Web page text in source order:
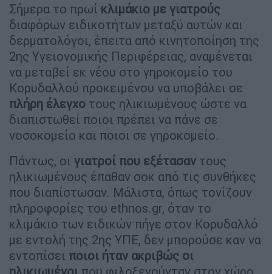
Σήμερα το πρωί κλιμάκιο με γιατρούς
διαφόρων ειδικοτήτων μεταξύ αυτών και
δερματολόγοι, έπειτα από κινητοποίηση της
2ης Υγειονομικής Περιφέρειας, αναμένεται
να μεταβεί εκ νέου στο γηροκομείο του
Κορυδαλλού προκειμένου να υποβάλει σε
πλήρη έλεγχο τους ηλικιωμένους ώστε να
διαπιστωθεί ποιοι πρέπει να πάνε σε
νοσοκομείο και ποιοι σε γηροκομείο.
Πάντως, οι γιατροί που εξέτασαν τους
ηλικιωμένους έπαθαν σοκ από τις συνθήκες
που διαπίστωσαν. Μάλιστα, όπως τονίζουν
πληροφορίες του ethnos.gr, όταν το
κλιμάκιο των ειδικών πήγε στον Κορυδαλλό
με εντολή της 2ης ΥΠΕ, δεν μπορούσε καν να
εντοπίσει ποιοι ήταν ακριβώς οι